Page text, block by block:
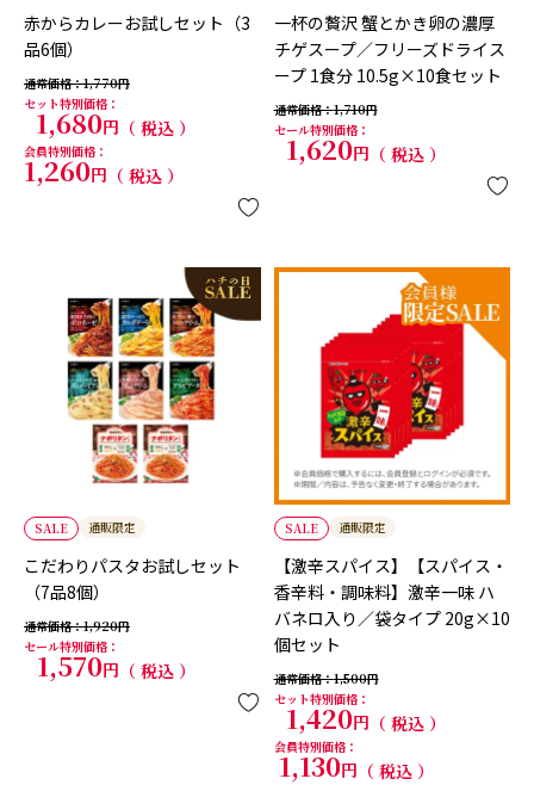
赤からカレーお試しセット（3
品6個）
通常価格
1,770
セット特別価格
1,680 税込
会員特別価格
1,260 税込
一杯の贅沢 蟹とかき卵の濃厚
チゲスープ／フリーズドライス
ープ 1食分 10.5g×10食セット
通常価格
1,710
セール特別価格
1,620 税込
SALE 通販限定
こだわりパスタお試しセット
（7品8個）
通常価格
1,920
セール特別価格
1,570 税込
SALE 通販限定
【激辛スパイス】【スパイス・
香辛料・調味料】激辛一味 ハ
バネロ入り／袋タイプ 20g×10
個セット
通常価格
1,500
セット特別価格
1,420 税込
会員特別価格
1,130 税込